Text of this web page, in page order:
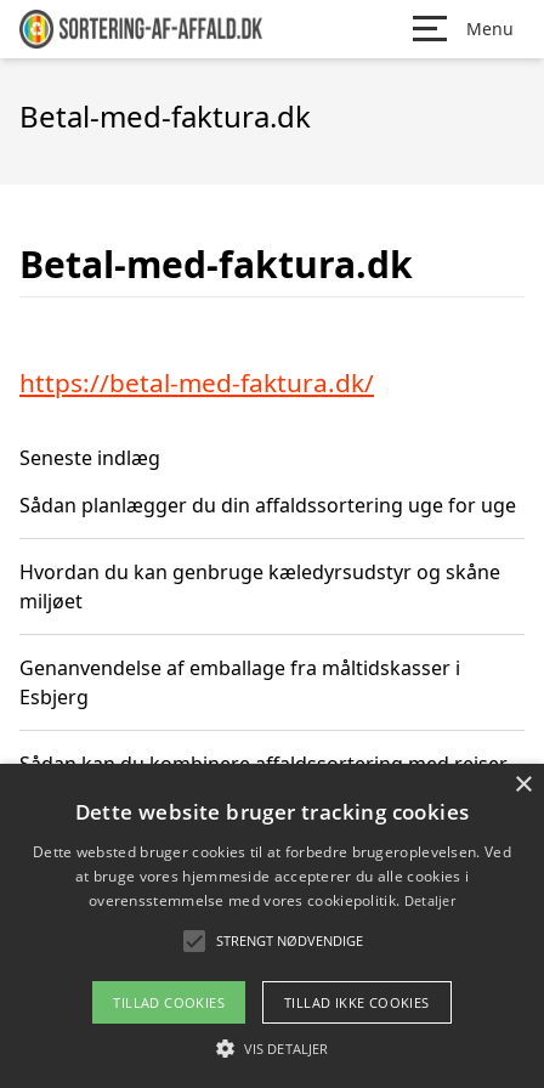
Menu
Betal-med-faktura.dk
Betal-med-faktura.dk
https://betal-med-faktura.dk/
Seneste indlæg
Sådan planlægger du din affaldssortering uge for uge
Hvordan du kan genbruge kæledyrsudstyr og skåne
miljøet
Genanvendelse af emballage fra måltidskasser i
Esbjerg
Sådan kan du kombinere affaldssortering med rejser
Hvordan affaldssortering kan bidrage til co2 reduktion
Om / kontakt
Blog Betingelser
×
Dette website bruger tracking cookies
Dette websted bruger cookies til at forbedre brugeroplevelsen. Ved
at bruge vores hjemmeside accepterer du alle cookies i
overensstemmelse med vores cookiepolitik. Detaljer
STRENGT NØDVENDIGE
TILLAD COOKIES TILLAD IKKE COOKIES
VIS DETALJER